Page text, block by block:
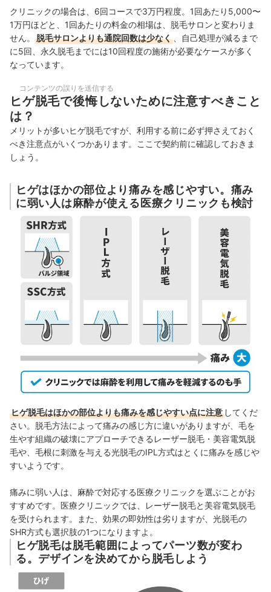
クリニックの場合は、6回コースで3万円程度。1回あたり5,000〜
1万円ほどと、1回あたりの料金の相場は、脱毛サロンと変わりま
せん。
脱毛サロンよりも通院回数は少なく
、自己処理が減るまで
に5回、永久脱毛までには10回程度の施術が必要なケースが多く
なっています。
コンテンツの誤りを送信する
ヒゲ脱毛で後悔しないために注意すべきこと
は？
メリットが多いヒゲ脱毛ですが、利用する前に必ず押さえておく
べき注意点がいくつかあります。ここで契約前に確認しておきま
しょう。
ヒゲはほかの部位より痛みを感じやすい。痛み
に弱い人は麻酔が使える医療クリニックも検討
ヒゲ脱毛はほかの部位よりも痛みを感じやすい点に注意 してくだ
さい。脱毛方法によって痛みの感じ方に違いがありますが、毛を
生やす組織の破壊にアプローチできるレーザー脱毛・美容電気脱
毛や、毛根に刺激を与える光脱毛のIPL方式はとくに痛みを感じや
すいようです。
痛みに弱い人は、麻酔で対応する医療クリニックを選ぶことがお
すすめです。医療クリニックでは、レーザー脱毛と美容電気脱毛
を受けられます。また、効果の即効性は劣りますが、光脱毛の
SHR方式も選択肢の1つになりますよ。
ヒゲ脱毛は脱毛範囲によってパーツ数が変わ
る。デザインを決めてから脱毛しよう